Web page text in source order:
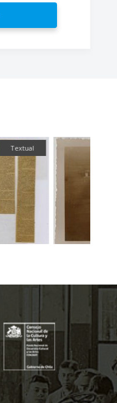
Textual